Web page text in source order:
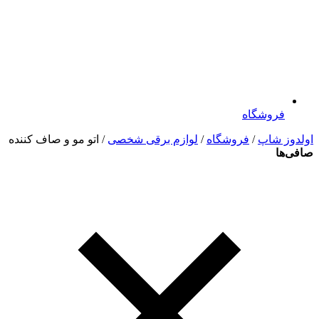
فروشگاه
اولدوز شاپ / فروشگاه / لوازم برقی شخصی / اتو مو و صاف کننده
صافی‌ها